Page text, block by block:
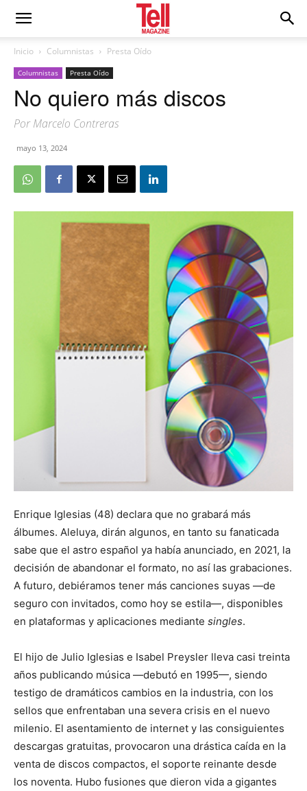
Inicio Columnistas Presta Oído
Columnistas Presta Oído
No quiero más discos
Por Marcelo Contreras
mayo 13, 2024
Enrique Iglesias (48) declara que no grabará más
álbumes. Aleluya, dirán algunos, en tanto su fanaticada
sabe que el astro español ya había anunciado, en 2021, la
decisión de abandonar el formato, no así las grabaciones.
A futuro, debiéramos tener más canciones suyas —de
seguro con invitados, como hoy se estila—, disponibles
en plataformas y aplicaciones mediante singles.
El hijo de Julio Iglesias e Isabel Preysler lleva casi treinta
años publicando música —debutó en 1995—, siendo
testigo de dramáticos cambios en la industria, con los
sellos que enfrentaban una severa crisis en el nuevo
milenio. El asentamiento de internet y las consiguientes
descargas gratuitas, provocaron una drástica caída en la
venta de discos compactos, el soporte reinante desde
los noventa. Hubo fusiones que dieron vida a gigantes